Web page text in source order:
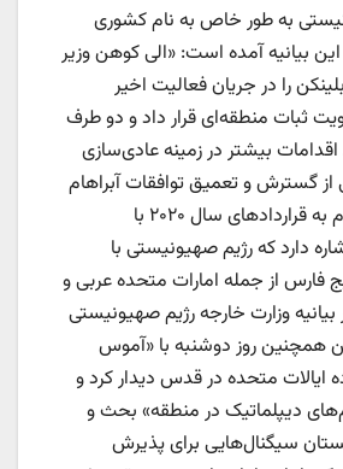
به طور خاص به نام کشوری
بیانیه آمده است: «الی کوهن وزیر
را در جریان فعالیت اخیر
ثبات منطقه‌ای قرار داد و دو طرف
بیشتر در زمینه عادی‌سازی
گسترش و تعمیق توافقات آبراهام
بحث کردند». آبراهام به قراردادهای سال ۲۰۲۰ با
دارد که رژیم صهیونیستی با
فارس از جمله امارات متحده عربی و
وزارت خارجه رژیم صهیونیستی
همچنین روز دوشنبه با «آموس
متحده در قدس دیدار کرد و
دیپلماتیک در منطقه» بحث و
سیگنال‌هایی برای پذیرش